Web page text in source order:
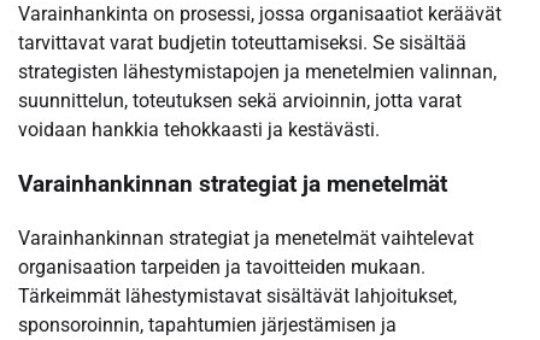
Varainhankinta on prosessi, jossa organisaatiot keräävät
tarvittavat varat budjetin toteuttamiseksi. Se sisältää
strategisten lähestymistapojen ja menetelmien valinnan,
suunnittelun, toteutuksen sekä arvioinnin, jotta varat
voidaan hankkia tehokkaasti ja kestävästi.
Varainhankinnan strategiat ja menetelmät
Varainhankinnan strategiat ja menetelmät vaihtelevat
organisaation tarpeiden ja tavoitteiden mukaan.
Tärkeimmät lähestymistavat sisältävät lahjoitukset,
sponsoroinnin, tapahtumien järjestämisen ja